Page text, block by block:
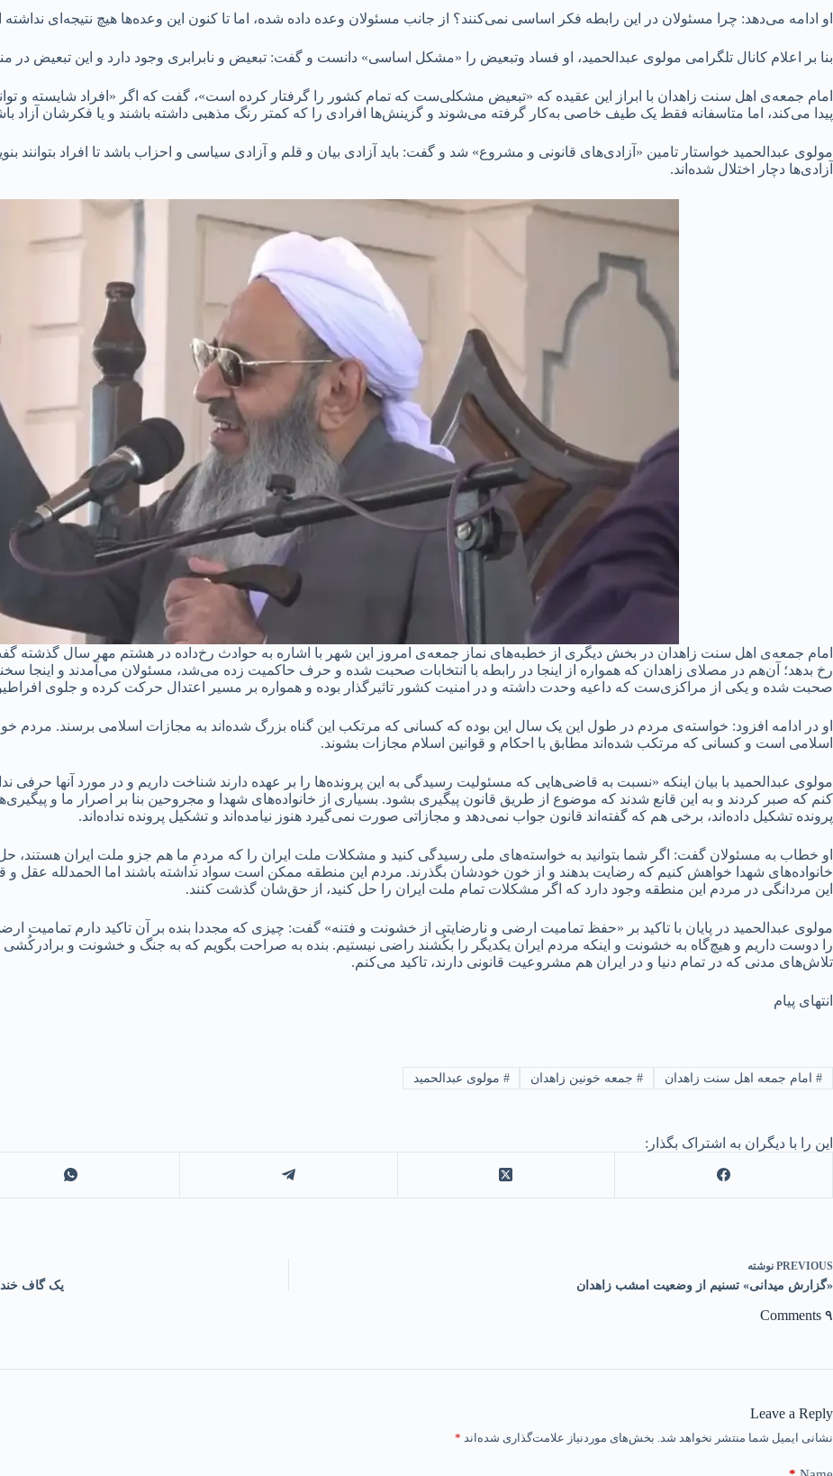
او ادامه می‌دهد: چرا مسئولان در این رابطه فکر اساسی نمی‌کنند؟ از جانب مسئولان وعده داده شده، اما تا کنون این وعده‌ها هیچ نتیجه‌ای
بنا بر اعلام کانال تلگرامی مولوی عبدالحمید، او فساد وتبعیض را «مشکل اساسی» دانست و گفت: تبعیض و نابرابری وجود دارد و این تبعیض
امام جمعه‌ی اهل سنت زاهدان با ابراز این عقیده که «تبعیض مشکلی‌ست که تمام کشور را گرفتار کرده است»، گفت که اگر «افراد شایسته و
پیدا می‌کند، اما متاسفانه فقط یک طیف خاصی به‌کار گرفته می‌شوند و گزینش‌ها افرادی را که کمتر رنگ مذهبی داشته باشند و یا فکرشان آزاد
مولوی عبدالحمید خواستار تامین «آزادی‌های قانونی و مشروع» شد و گفت: باید آزادی بیان و قلم و آزادی سیاسی و احزاب باشد تا افراد بتوانند
آزادی‌ها دچار اختلال شده‌اند.
امام جمعه‌ی اهل سنت زاهدان در بخش دیگری از خطبه‌های نماز جمعه‌ی امروز این شهر با اشاره به حوادث رخ‌داده در هشتم مهر سال گذشته
رخ بدهد؛ آن‌هم در مصلای زاهدان که همواره از اینجا در رابطه با انتخابات صحبت شده و حرف حاکمیت زده می‌شد، مسئولان می‌آمدند و اینجا
صحبت شده و یکی از مراکزی‌ست که داعیه وحدت داشته و در امنیت کشور تاثیرگذار بوده و همواره بر مسیر اعتدال حرکت کرده و جلوی
او در ادامه افزود: خواسته‌ی مردم در طول این یک سال این بوده که کسانی که مرتکب این گناه بزرگ شده‌اند به مجازات اسلامی برسند. مردم
اسلامی است و کسانی که مرتکب شده‌اند مطابق با احکام و قوانین اسلام مجازات بشوند.
مولوی عبدالحمید با بیان اینکه «نسبت به قاضی‌هایی که مسئولیت رسیدگی به این پرونده‌ها را بر عهده دارند شناخت داریم و در مورد آنها حرفی
کنم که صبر کردند و به این قانع شدند که موضوع از طریق قانون پیگیری بشود. بسیاری از خانواده‌های شهدا و مجروحین بنا بر اصرار ما و
پرونده تشکیل داده‌اند، برخی هم که گفته‌اند قانون جواب نمی‌دهد و مجازاتی صورت نمی‌گیرد هنوز نیامده‌اند و تشکیل پرونده نداده‌اند.
او خطاب به مسئولان گفت: اگر شما بتوانید به خواسته‌های ملی رسیدگی کنید و مشکلات ملت ایران را که مردمِ ما هم جزو ملت ایران هستند،
خانواده‌های شهدا خواهش کنیم که رضایت بدهند و از خون خودشان بگذرند. مردم این منطقه ممکن است سواد نداشته باشند اما الحمدلله عقل و
این مردانگی در مردم این منطقه وجود دارد که اگر مشکلات تمام ملت ایران را حل کنید، از حق‌شان گذشت کنند.
مولوی عبدالحمید در پایان با تاکید بر «حفظ تمامیت ارضی و نارضایتی از خشونت و فتنه» گفت: چیزی که مجددا بنده بر آن تاکید دارم
را دوست داریم و هیچ‌گاه به خشونت و اینکه مردم ایران یکدیگر را بکُشند راضی نیستیم. بنده به صراحت بگویم که به جنگ و خشونت و برادرکُشی و
تلاش‌های مدنی که در تمام دنیا و در ایران هم مشروعیت قانونی دارند، تاکید می‌کنم.
انتهای پیام
#امام جمعه اهل سنت زاهدان #جمعه خونین زاهدان # مولوی عبدالحمید
این را با دیگران به اشتراک بگذار:
PREVIOUS نوشته
«گزارش میدانی» تسنیم از وضعیت امشب زاهدان یک گاف
۹ Comments
Leave a Reply
نشانی ایمیل شما منتشر نخواهد شد. بخش‌های موردنیاز علامت‌گذاری شده‌اند *